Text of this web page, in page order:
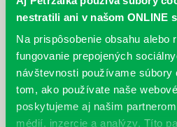
nestratili ani v našom ONLINE
Na prispôsobenie obsahu alebo
fungovanie prepojených
návštevnosti používame súbory
tom, ako používate naše
poskytujeme aj našim
médií, inzercie a analýzy. Títo